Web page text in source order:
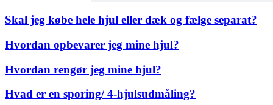
Skal jeg købe hele hjul eller dæk og fælge separat?
Hvordan opbevarer jeg mine hjul?
Hvordan rengør jeg mine hjul?
Hvad er en sporing/ 4-hjulsudmåling?